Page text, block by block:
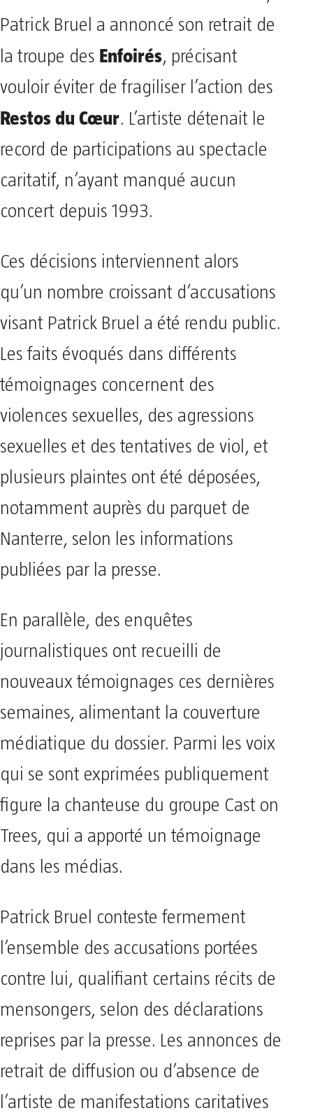
Patrick Bruel a annoncé son retrait de
la troupe des Enfoirés, précisant
vouloir éviter de fragiliser l’action des
Restos du Cœur. L’artiste détenait le
record de participations au spectacle
caritatif, n’ayant manqué aucun
concert depuis 1993.
Ces décisions interviennent alors
qu’un nombre croissant d’accusations
visant Patrick Bruel a été rendu public.
Les faits évoqués dans différents
témoignages concernent des
violences sexuelles, des agressions
sexuelles et des tentatives de viol, et
plusieurs plaintes ont été déposées,
notamment auprès du parquet de
Nanterre, selon les informations
publiées par la presse.
En parallèle, des enquêtes
journalistiques ont recueilli de
nouveaux témoignages ces dernières
semaines, alimentant la couverture
médiatique du dossier. Parmi les voix
qui se sont exprimées publiquement
figure la chanteuse du groupe Cast on
Trees, qui a apporté un témoignage
dans les médias.
Patrick Bruel conteste fermement
l’ensemble des accusations portées
contre lui, qualifiant certains récits de
mensongers, selon des déclarations
reprises par la presse. Les annonces de
retrait de diffusion ou d’absence de
l’artiste de manifestations caritatives